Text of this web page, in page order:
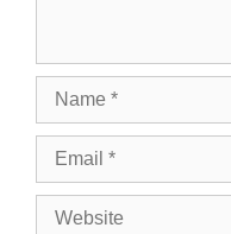
Name
Email
Website